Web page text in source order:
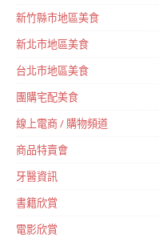
新竹縣市地區美食
新北市地區美食
台北市地區美食
團購宅配美食
線上電商 / 購物頻道
商品特賣會
牙醫資訊
書籍欣賞
電影欣賞